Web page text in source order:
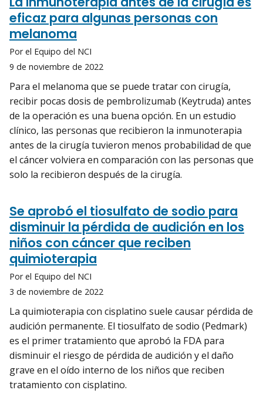
eficaz para algunas personas con
melanoma
Por el Equipo del NCI
9 de noviembre de 2022
Para el melanoma que se puede tratar con cirugía,
recibir pocas dosis de pembrolizumab (Keytruda) antes
de la operación es una buena opción. En un estudio
clínico, las personas que recibieron la inmunoterapia
antes de la cirugía tuvieron menos probabilidad de que
el cáncer volviera en comparación con las personas que
solo la recibieron después de la cirugía.
Se aprobó el tiosulfato de sodio para
disminuir la pérdida de audición en los
niños con cáncer que reciben
quimioterapia
Por el Equipo del NCI
3 de noviembre de 2022
La quimioterapia con cisplatino suele causar pérdida de
audición permanente. El tiosulfato de sodio (Pedmark)
es el primer tratamiento que aprobó la FDA para
disminuir el riesgo de pérdida de audición y el daño
grave en el oído interno de los niños que reciben
tratamiento con cisplatino.